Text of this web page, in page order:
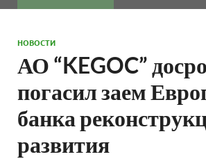
НОВОСТИ
АО “KEGOC”
погасил заем
банка
развития